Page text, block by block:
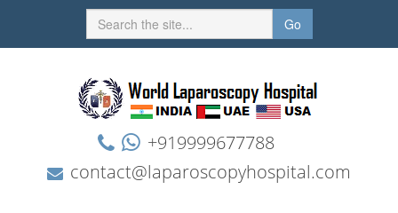
Go
+919999677788
contact@laparoscopyhospital.com